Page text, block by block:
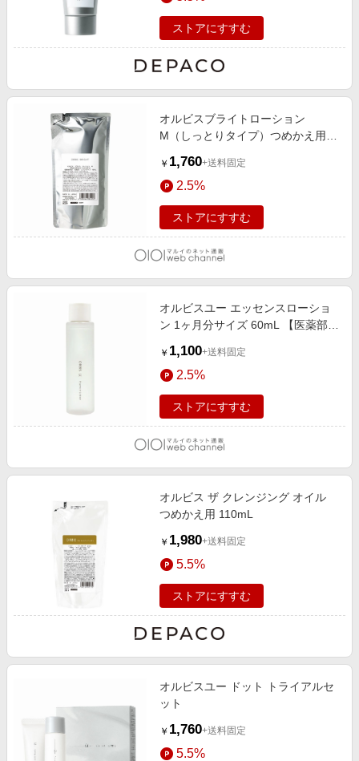
ストアにすすむ
オルビスブライトローション
M（しっとりタイプ）つめかえ用
￥ 1,760+送料固定
2.5%
ストアにすすむ
オルビスユー エッセンスローショ
ン 1ヶ月分サイズ 60mL 【医薬部外
￥ 1,100+送料固定
2.5%
ストアにすすむ
オルビス ザ クレンジング オイル
つめかえ用 110mL
￥ 1,980+送料固定
5.5%
ストアにすすむ
オルビスユー ドット トライアルセ
ット
￥ 1,760+送料固定
5.5%